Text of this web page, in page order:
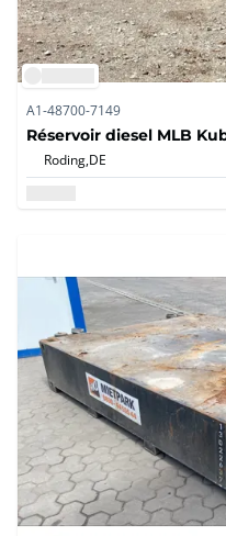
A1-48700-7149
Réservoir diesel MLB
Roding,DE